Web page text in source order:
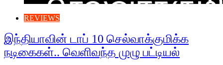
REVIEWS
இந்தியாவின் டாப் 10 செல்வாக்குமிக்க
நடிகைகள்.. வெளிவந்த முழு பட்டியல்